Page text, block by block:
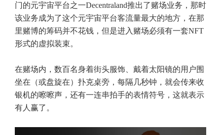
门的元宇宙平台之一Decentraland推出了赌场业务，那时
该业务成为了这个元宇宙平台客流量最大的地方，在那
里赌博的筹码并不花钱，但是进入赌场必须有一套NFT
形式的虚拟装束。
在赌场内，数百名身着街头服饰、戴着太阳镜的用户围
坐在（或盘旋在）扑克桌旁，每隔几秒钟，就会传来收
银机的嚓嚓声，还有一连串拍手的表情符号，这就表示
有人赢了。